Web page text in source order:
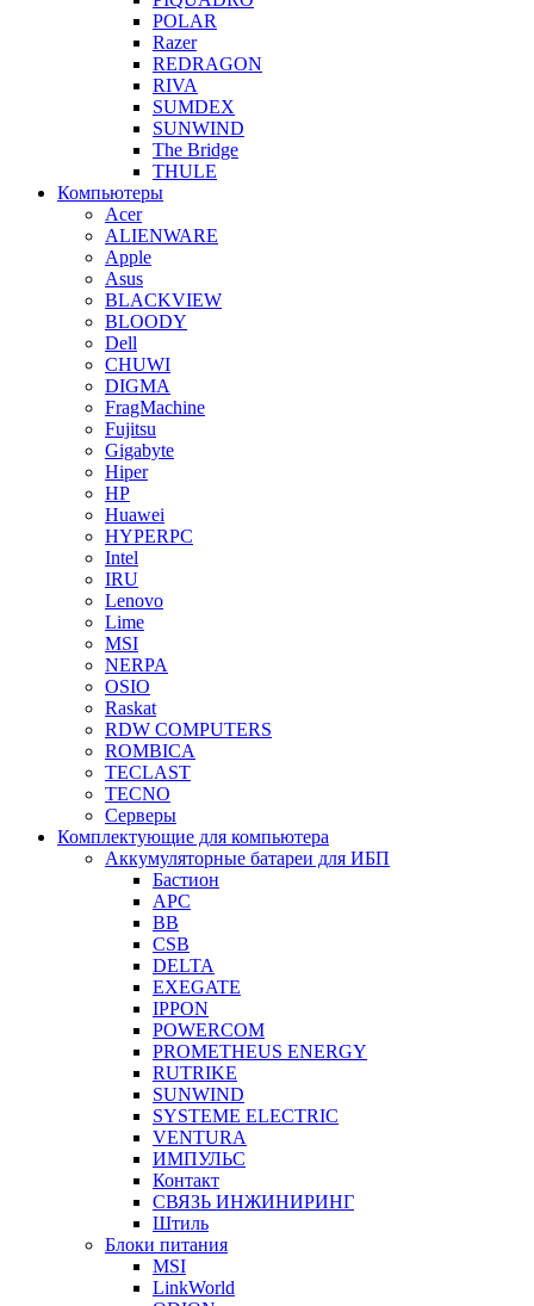
POLAR
Razer
REDRAGON
RIVA
SUMDEX
SUNWIND
The Bridge
THULE
Компьютеры
Acer
ALIENWARE
Apple
Asus
BLACKVIEW
BLOODY
Dell
CHUWI
DIGMA
FragMachine
Fujitsu
Gigabyte
Hiper
HP
Huawei
HYPERPC
Intel
IRU
Lenovo
Lime
MSI
NERPA
OSIO
Raskat
RDW COMPUTERS
ROMBICA
TECLAST
TECNO
Серверы
Комплектующие для компьютера
Аккумуляторные батареи для ИБП
Бастион
APC
BB
CSB
DELTA
EXEGATE
IPPON
POWERCOM
PROMETHEUS ENERGY
RUTRIKE
SUNWIND
SYSTEME ELECTRIC
VENTURA
ИМПУЛЬС
Контакт
СВЯЗЬ ИНЖИНИРИНГ
Штиль
Блоки питания
MSI
LinkWorld